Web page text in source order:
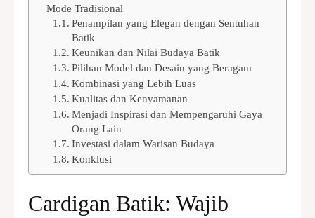
Mode Tradisional
Penampilan yang Elegan dengan Sentuhan
Batik
Keunikan dan Nilai Budaya Batik
Pilihan Model dan Desain yang Beragam
Kombinasi yang Lebih Luas
Kualitas dan Kenyamanan
Menjadi Inspirasi dan Mempengaruhi Gaya
Orang Lain
Investasi dalam Warisan Budaya
Konklusi
Cardigan Batik: Wajib